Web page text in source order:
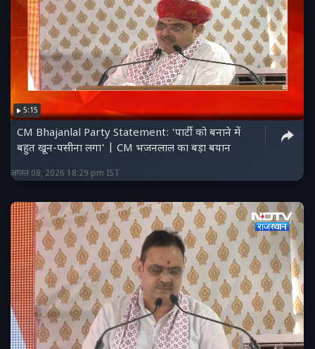
5:15
CM Bhajanlal Party Statement: 'पार्टी को बनाने में
बहुत खून-पसीना लगा' | CM भजनलाल का बड़ा बयान
अगस्त 08, 2026 18:29 pm IST